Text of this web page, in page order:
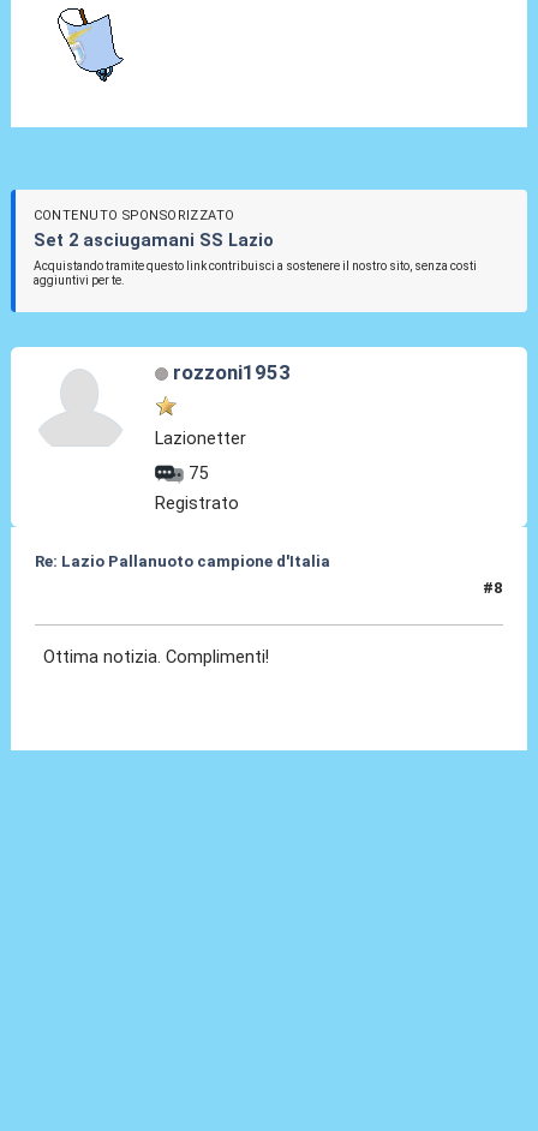
CONTENUTO SPONSORIZZATO
Set 2 asciugamani SS Lazio
Acquistando tramite questo link contribuisci a sostenere il nostro sito, senza costi
aggiuntivi per te.
rozzoni1953
Lazionetter
75
Registrato
Re: Lazio Pallanuoto campione d'Italia
#8
Ottima notizia. Complimenti!